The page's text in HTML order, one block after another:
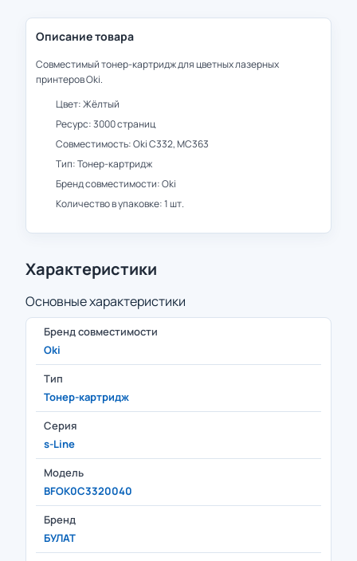
Описание товара
Совместимый тонер-картридж для цветных лазерных
принтеров Oki.
Цвет: Жёлтый
Ресурс: 3000 страниц
Совместимость: Oki C332, MC363
Тип: Тонер-картридж
Бренд совместимости: Oki
Количество в упаковке: 1 шт.
Характеристики
Основные характеристики
Бренд совместимости
Oki
Тип
Тонер-картридж
Серия
s-Line
Модель
BFOK0C3320040
Бренд
БУЛАТ